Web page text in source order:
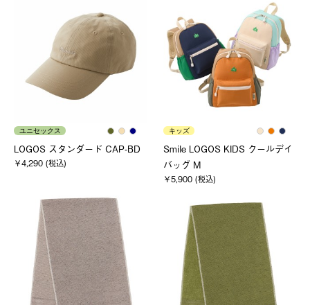
ユニセックス
LOGOS スタンダード CAP-BD
￥4,290 (税込)
キッズ
Smile LOGOS KIDS クールデイ
バッグ M
￥5,900 (税込)